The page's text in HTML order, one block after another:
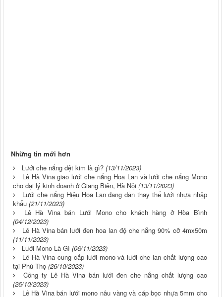
Những tin mới hơn
Lưới che nắng dệt kim là gì? (13/11/2023)
Lê Hà Vina giao lưới che nắng Hoa Lan và lưới che nắng Mono
cho đại lý kinh doanh ở Giang Biên, Hà Nội (13/11/2023)
Lưới che nắng Hiệu Hoa Lan đang dần thay thế lưới nhựa nhập
khẩu (21/11/2023)
Lê Hà Vina bán Lưới Mono cho khách hàng ở Hòa Bình
(04/12/2023)
Lê Hà Vina bán lưới đen hoa lan độ che nắng 90% cỡ 4mx50m
(11/11/2023)
Lưới Mono Là Gì (06/11/2023)
Lê Hà Vina cung cấp lưới mono và lưới che lan chất lượng cao
tại Phú Thọ (26/10/2023)
Công ty Lê Hà Vina bán lưới đen che nắng chất lượng cao
(26/10/2023)
Lê Hà Vina bán lưới mono nâu vàng và cáp bọc nhựa 5mm cho